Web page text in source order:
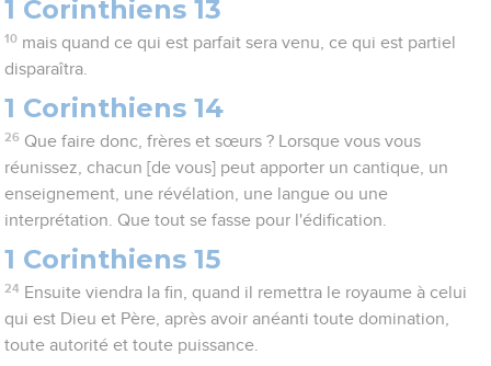
1 Corinthiens 13
10 mais quand ce qui est parfait sera venu, ce qui est partiel
disparaîtra.
1 Corinthiens 14
26 Que faire donc, frères et sœurs ? Lorsque vous vous
réunissez, chacun [de vous] peut apporter un cantique, un
enseignement, une révélation, une langue ou une
interprétation. Que tout se fasse pour l'édification.
1 Corinthiens 15
24 Ensuite viendra la fin, quand il remettra le royaume à celui
qui est Dieu et Père, après avoir anéanti toute domination,
toute autorité et toute puissance.